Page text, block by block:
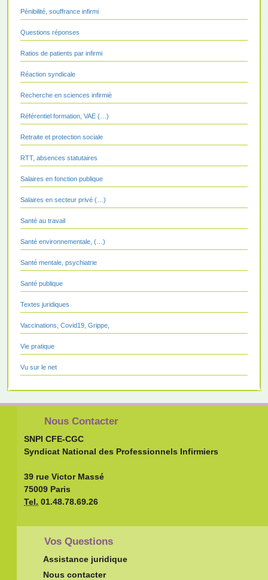
Pénibilité, souffrance infirmi
Questions réponses
Ratios de patients par infirmi
Réaction syndicale
Recherche en sciences infirmiè
Référentiel formation, VAE (…)
Retraite et protection sociale
RTT, absences statutaires
Salaires en fonction publique
Salaires en secteur privé (…)
Santé au travail
Santé environnementale, (…)
Santé mentale, psychiatrie
Santé publique
Textes juridiques
Vaccinations, Covid19, Grippe,
Vie pratique
Vu sur le net
Nous Contacter
SNPI CFE-CGC
Syndicat National des Professionnels Infirmiers
39 rue Victor Massé
75009 Paris
Tel. 01.48.78.69.26
Vos Questions
Assistance juridique
Nous contacter